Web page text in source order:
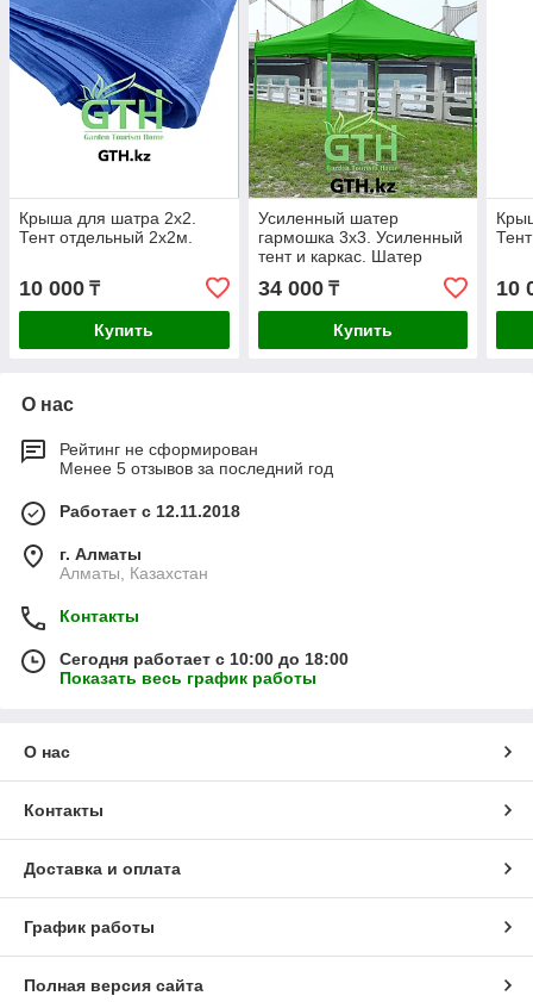
Крыша для шатра 2х2.
Тент отдельный 2х2м.
10 000 ₸
Купить
Усиленный шатер
гармошка 3х3. Усиленный
тент и каркас. Шатер
автоматический.
34 000₸
Купить
10
О нас
Рейтинг не сформирован
Менее 5 отзывов за последний год
Работает с 12.11.2018
г. Алматы
Алматы, Казахстан
Контакты
Сегодня работает с 10:00 до 18:00
Показать весь график работы
О нас
Контакты
Доставка и оплата
График работы
Полная версия сайта